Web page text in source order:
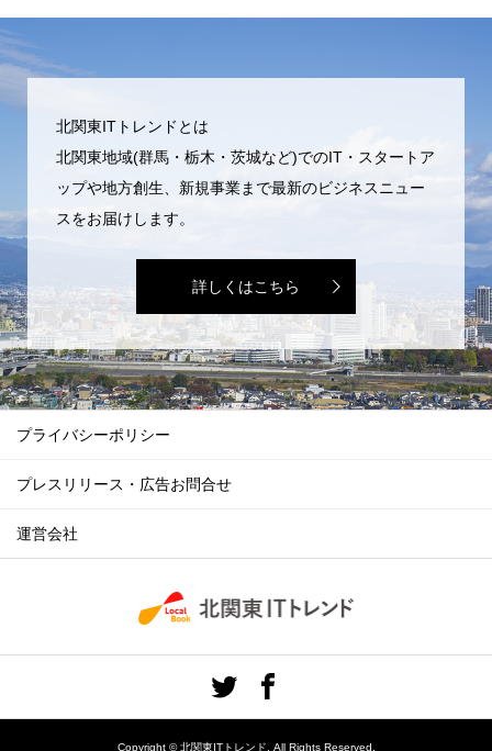
北関東ITトレンドとは
北関東地域(群馬・栃木・茨城など)でのIT・スタートア
ップや地方創生、新規事業まで最新のビジネスニュー
スをお届けします。
詳しくはこちら
プライバシーポリシー
プレスリリース・広告お問合せ
運営会社
Copyright ©北関東ITトレンド. All Rights Reserved.